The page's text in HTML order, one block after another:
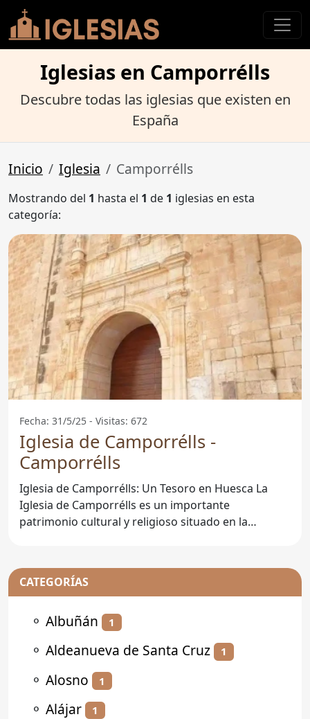
Iglesias en Camporrélls
Descubre todas las iglesias que existen en
España
Inicio Iglesia Camporrélls
Mostrando del 1 hasta el 1 de 1 iglesias en esta
categoría:
Fecha: 31/5/25 - Visitas: 672
Iglesia de Camporrélls -
Camporrélls
Iglesia de Camporrélls: Un Tesoro en Huesca La
Iglesia de Camporrélls es un importante
patrimonio cultural y religioso situado en la
CATEGORÍAS
⚬ Albuñán 1
⚬ Aldeanueva de Santa Cruz 1
⚬ Alosno 1
⚬ Alájar 1